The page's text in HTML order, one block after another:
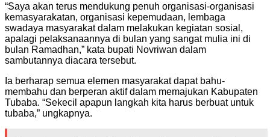
“Saya akan terus mendukung penuh organisasi-organisasi
kemasyarakatan, organisasi kepemudaan, lembaga
swadaya masyarakat dalam melakukan kegiatan sosial,
apalagi pelaksanaannya di bulan yang sangat mulia ini di
bulan Ramadhan,” kata bupati Novriwan dalam
sambutannya diacara tersebut.
Ia berharap semua elemen masyarakat dapat bahu-
membahu dan berperan aktif dalam memajukan Kabupaten
Tubaba. “Sekecil apapun langkah kita harus berbuat untuk
tubaba,” ungkapnya.